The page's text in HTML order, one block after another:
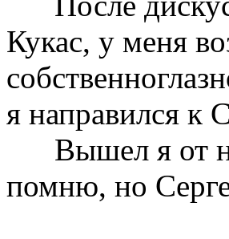
Кукас, у меня
я направился к
Вышел я от
помню, но